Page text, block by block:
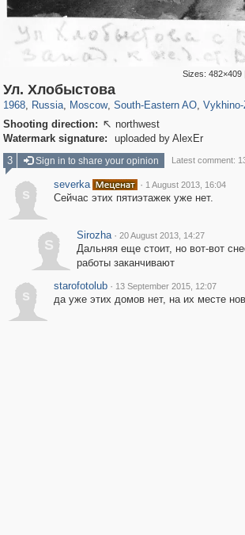
Sizes: 482×409|
Ул. Хлобыстова
1968, Russia
1,407,325 29,248
, Moscow
319,882 8,286
, South-Eastern AO
11,379
,
Shooting direction:  northwest
Watermark signature:
uploaded by AlexEr
3
Sign in to share your opinion Latest comment:
s
severka · 1 August 2013, 16:04
Сейчас этих пятиэтажек уже нет.
S
Sirozha · 20 August 2013, 14:27
Дальняя еще стоит, но вот-вот
работы заканчивают
s
starofotolub · 13 September 2015, 12:07
да уже этих домов нет, на их месте